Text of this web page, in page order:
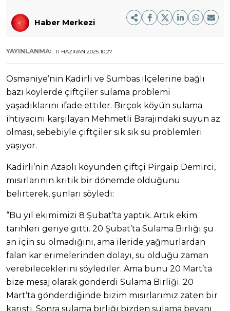
Haber Merkezi
YAYINLANMA: 11 HAZIRAN 2025 10:27
Osmaniye’nin Kadirli ve Sumbas ilçelerine bağlı
bazı köylerde çiftçiler sulama problemi
yaşadıklarını ifade ettiler. Birçok köyün sulama
ihtiyacını karşılayan Mehmetli Barajındaki suyun az
olması, sebebiyle çiftçiler sık sık su problemleri
yaşıyor.
Kadirli’nin Azaplı köyünden çiftçi Pirgaip Demirci,
mısırlarının kritik bir dönemde olduğunu
belirterek, şunları söyledi:
“Bu yıl ekimimizi 8 Şubat’ta yaptık. Artık ekim
tarihleri geriye gitti. 20 Şubat’ta Sulama Birliği şu
an için su olmadığını, ama ileride yağmurlardan
falan kar erimelerinden dolayı, su olduğu zaman
verebileceklerini söylediler. Ama bunu 20 Mart’ta
bize mesaj olarak gönderdi Sulama Birliği. 20
Mart’ta gönderdiğinde bizim mısırlarımız zaten bir
karıştı. Sonra sulama birliği bizden sulama beyanı